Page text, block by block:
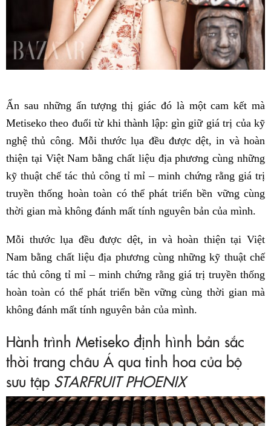
Ẩn sau những ấn tượng thị giác đó là một cam kết mà
Metiseko theo đuổi từ khi thành lập: gìn giữ giá trị của kỹ
nghệ thủ công. Mỗi thước lụa đều được dệt, in và hoàn
thiện tại Việt Nam bằng chất liệu địa phương cùng những
kỹ thuật chế tác thủ công tỉ mỉ – minh chứng rằng giá trị
truyền thống hoàn toàn có thể phát triển bền vững cùng
thời gian mà không đánh mất tính nguyên bản của mình.
Mỗi thước lụa đều được dệt, in và hoàn thiện tại Việt
Nam bằng chất liệu địa phương cùng những kỹ thuật chế
tác thủ công tỉ mỉ – minh chứng rằng giá trị truyền thống
hoàn toàn có thể phát triển bền vững cùng thời gian mà
không đánh mất tính nguyên bản của mình.
Hành trình Metiseko định hình bản sắc
thời trang châu Á qua tinh hoa của bộ
sưu tập STARFRUIT PHOENIX